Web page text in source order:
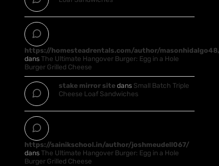
https://homesteadrentals.com/author/
dansThe Ultimate Hangover Burger: Egg in a Hole
Burger Grilled Cheese
stake mirror sitedans Small Batch Triple
Cheese Loaf Sandwiches
https://sainikschool.in/author/joshmeudell067/
dansThe Ultimate Hangover Burger: Egg in a Hole
Burger Grilled Cheese